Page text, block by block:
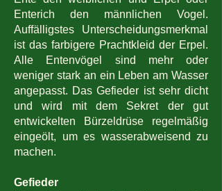
Enterich den männlichen Vogel.
Auffälligstes Unterscheidungsmerkmal
ist das farbigere Prachtkleid der Erpel.
Alle Entenvögel sind mehr oder
weniger stark an ein Leben am Wasser
angepasst. Das Gefieder ist sehr dicht
und wird mit dem Sekret der gut
entwickelten Bürzeldrüse regelmäßig
eingeölt, um es wasserabweisend zu
machen.
Gefieder